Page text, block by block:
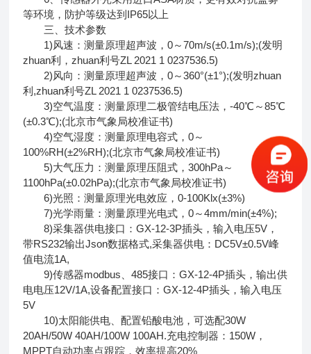
等环境，防护等级达到IP65以上
三、技术参数
1)风速：测量原理超声波，0～70m/s(±0.1m/s);(发明
zhuan利，zhuan利号ZL 2021 1 0237536.5)
2)风向：测量原理超声波，0～360°(±1°);(发明zhuan
利,zhuan利号ZL 2021 1 0237536.5)
3)空气温度：测量原理二极管结电压法，-40℃～85℃
(±0.3℃);(北京市气象局校准证书)
4)空气湿度：测量原理电容式，0～
100%RH(±2%RH);(北京市气象局校准证书)
5)大气压力：测量原理压阻式，300hPa～
1100hPa(±0.02hPa);(北京市气象局校准证书)
6)光照：测量原理光电效应，0-100Klx(±3%)
7)光学雨量：测量原理光电式，0～4mm/min(±4%);
8)采集器供电接口：GX-12-3P插头，输入电压5V，
带RS232输出Json数据格式,采集器供电：DC5V±0.5V峰
值电流1A,
9)传感器modbus、485接口：GX-12-4P插头，输出供
电电压12V/1A,设备配置接口：GX-12-4P插头，输入电压
5V
10)太阳能供电、配置铅酸电池，可选配30W
20AH/50W 40AH/100W 100AH.充电控制器：150W，
MPPT自动功率点跟踪，效率提高20%